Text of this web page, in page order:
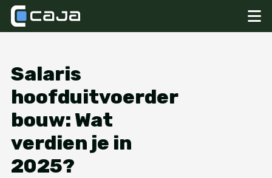
Salaris
hoofduitvoerder
bouw: Wat
verdien je in
2025?